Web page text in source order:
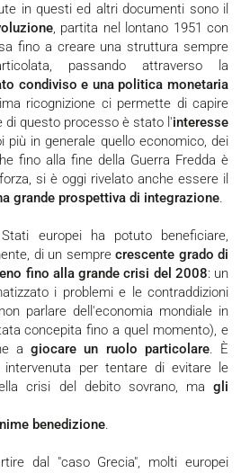
, partita nel lontano 1951 con
fino a creare una struttura sempre
passando attraverso la
condiviso e una politica monetaria
ricognizione ci permette di capire
di questo processo è stato l'interesse
più in generale quello economico, dei
fino alla fine della Guerra Fredda è
si è oggi rivelato anche essere il
grande prospettiva di integrazione.
di un sempre crescente grado di
fino alla grande crisi del 2008: un
i problemi e le contraddizioni
parlare dell'economia mondiale in
concepita fino a quel momento), e
agiocare un ruolo particolare. È
per tentare di evitare le
crisi del debito sovrano, ma gli
benedizione.